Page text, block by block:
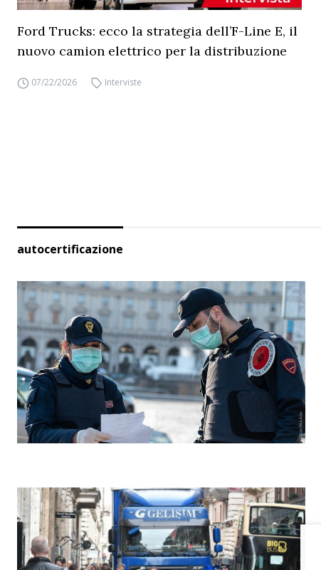
Ford Trucks: ecco la strategia dell’F-Line E, il
nuovo camion elettrico per la distribuzione
07/22/2026 Interviste
autocertificazione